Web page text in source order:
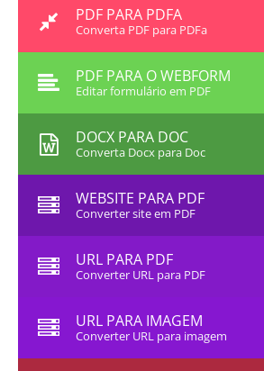
PDF PARA PDFA
Converta PDF para PDFa
PDF PARA O WEBFORM
Editar formulário em PDF
DOCX PARA DOC
Converta Docx para Doc
WEBSITE PARA PDF
Converter site em PDF
URL PARA PDF
Converter URL para PDF
URL PARA IMAGEM
Converter URL para imagem